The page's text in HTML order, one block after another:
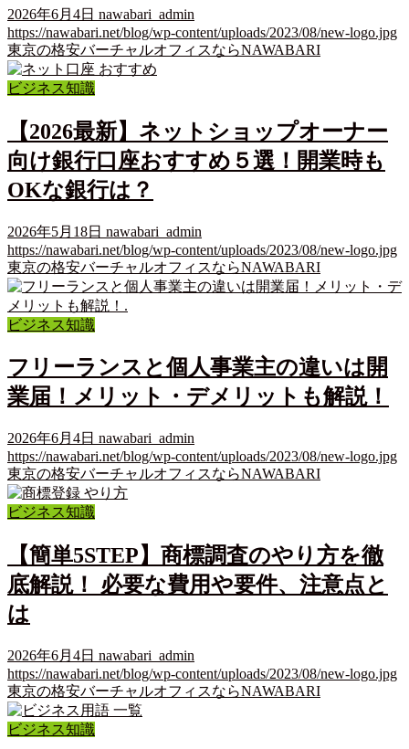
2026年6月4日 nawabari_admin
https://nawabari.net/blog/wp-content/uploads/2023/08/new-logo.jpg
東京の格安バーチャルオフィスならNAWABARI
ビジネス知識
【2026最新】ネットショップオーナー
向け銀行口座おすすめ５選！開業時も
OKな銀行は？
2026年5月18日 nawabari_admin
https://nawabari.net/blog/wp-content/uploads/2023/08/new-logo.jpg
東京の格安バーチャルオフィスならNAWABARI
ビジネス知識
フリーランスと個人事業主の違いは開
業届！メリット・デメリットも解説！
2026年6月4日 nawabari_admin
https://nawabari.net/blog/wp-content/uploads/2023/08/new-logo.jpg
東京の格安バーチャルオフィスならNAWABARI
ビジネス知識
【簡単5STEP】商標調査のやり方を徹
底解説！ 必要な費用や要件、注意点と
は
2026年6月4日 nawabari_admin
https://nawabari.net/blog/wp-content/uploads/2023/08/new-logo.jpg
東京の格安バーチャルオフィスならNAWABARI
ビジネス知識